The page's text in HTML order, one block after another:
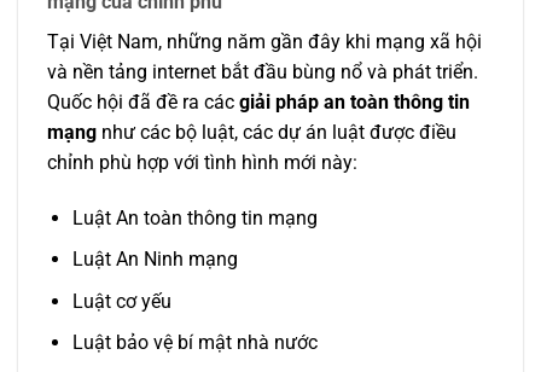
Tại Việt Nam, những năm gần đây khi mạng xã hội
và nền tảng internet bắt đầu bùng nổ và phát triển.
Quốc hội đã đề ra các giải pháp an toàn thông tin
mạng như các bộ luật, các dự án luật được điều
chỉnh phù hợp với tình hình mới này:
Luật An toàn thông tin mạng
Luật An Ninh mạng
Luật cơ yếu
Luật bảo vệ bí mật nhà nước